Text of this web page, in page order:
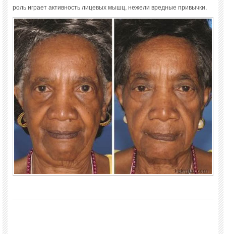
роль играет активность лицевых мышц, нежели вредные привычки.